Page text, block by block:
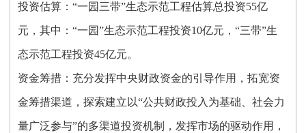
投资估算：“一园三带”生态示范工程估算总投资55亿
元，其中：“一园”生态示范工程投资10亿元，“三带”生
态示范工程投资45亿元。
资金筹措：充分发挥中央财政资金的引导作用，拓宽资
金筹措渠道，探索建立以“公共财政投入为基础、社会力
量广泛参与”的多渠道投资机制，发挥市场的驱动作用，